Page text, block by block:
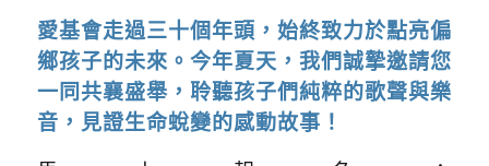
愛基會走過三十個年頭，始終致力於點亮偏
鄉孩子的未來。今年夏天，我們誠摯邀請您
一同共襄盛舉，聆聽孩子們純粹的歌聲與樂
音，見證生命蛻變的感動故事！